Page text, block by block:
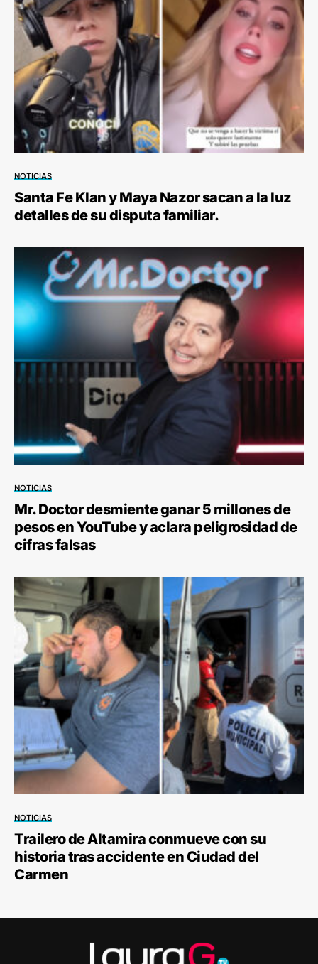
NOTICIAS
Santa Fe Klan y Maya Nazor sacan a la luz
detalles de su disputa familiar.
NOTICIAS
Mr. Doctor desmiente ganar 5 millones de
pesos en YouTube y aclara peligrosidad de
cifras falsas
NOTICIAS
Trailero de Altamira conmueve con su
historia tras accidente en Ciudad del
Carmen